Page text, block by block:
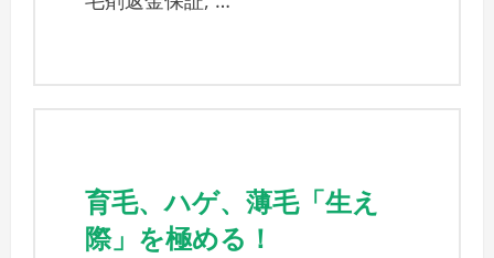
育毛、ハゲ、薄毛「生え
際」を極める！